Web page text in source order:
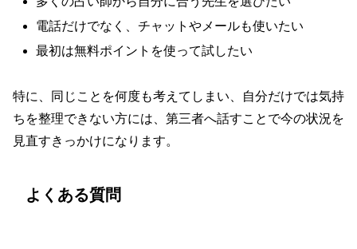
電話だけでなく、チャットやメールも使いたい
最初は無料ポイントを使って試したい
特に、同じことを何度も考えてしまい、自分だけでは気持
ちを整理できない方には、第三者へ話すことで今の状況を
見直すきっかけになります。
よくある質問